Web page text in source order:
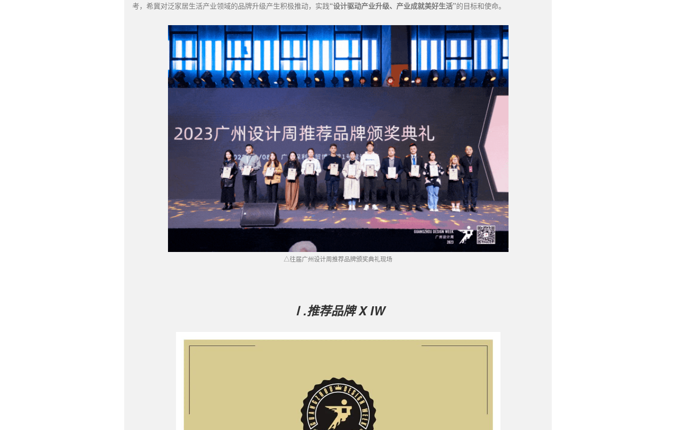
考，希冀对泛家居生活产业领域的品牌升级产生积极推动，实践“设计驱动产业升级、产业成就美好生活”的目标和使命。
△往届广州设计周推荐品牌颁奖典礼现场
Ⅰ.推荐品牌 X IW